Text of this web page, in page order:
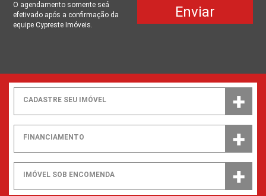
O agendamento somente seá
efetivado após a confirmação da
equipe Cypreste Imóveis.
Enviar
CADASTRE SEU IMÓVEL
FINANCIAMENTO
IMÓVEL SOB ENCOMENDA